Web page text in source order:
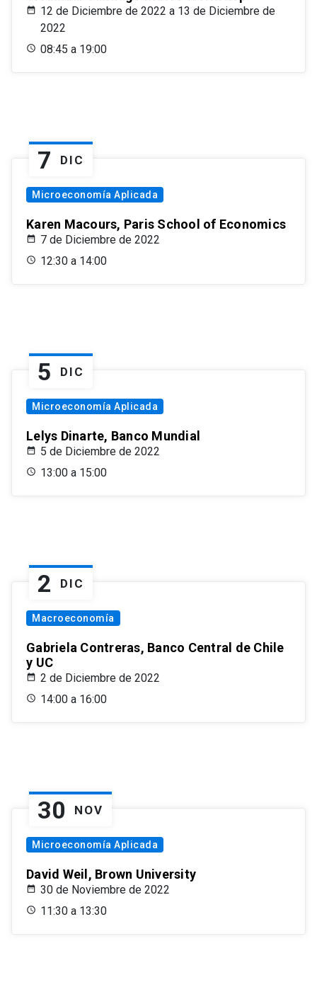
12 de Diciembre de 2022 a 13 de Diciembre de
2022
08:45 a 19:00
7 DIC
Microeconomía Aplicada
Karen Macours, Paris School of Economics
7 de Diciembre de 2022
12:30 a 14:00
5 DIC
Microeconomía Aplicada
Lelys Dinarte, Banco Mundial
5 de Diciembre de 2022
13:00 a 15:00
2 DIC
Macroeconomía
Gabriela Contreras, Banco Central de Chile
y UC
2 de Diciembre de 2022
14:00 a 16:00
30 NOV
Microeconomía Aplicada
David Weil, Brown University
30 de Noviembre de 2022
11:30 a 13:30